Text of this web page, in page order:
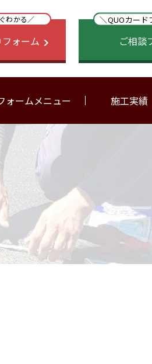
わかる／
ォーム
＼QUOカード
ご相談
ォームメニュー 施工実績